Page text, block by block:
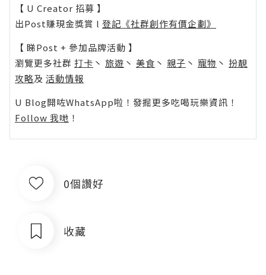
【 U Creator 招募 】
出Post賺現金獎賞 l 登記《社群創作有價企劃》
【 睇Post + 參加品牌活動 】
瀏覽更多社群 打卡 丶 旅遊 丶 美食 丶 親子 丶 寵物 丶 扮靚
攻略及 活動情報
U Blog開咗WhatsApp啦！發掘更多吃喝玩樂資訊！
Follow 我哋 ！
0個讚好
收藏